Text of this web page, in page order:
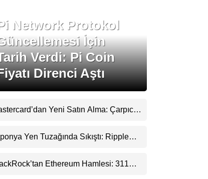
Network Protokol
İçin
Verdi: Pi Coin
Direnci Aştı
Yeni Satın Alma: Çarpıcı
Yen Tuzağında Sıkıştı: Ripple
Ethereum Hamlesi: 311